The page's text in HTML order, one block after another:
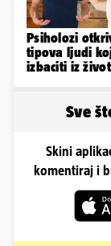
Psiholozi
tipova ljudi
izbaciti iz
Sve
Skini
komentiraj i